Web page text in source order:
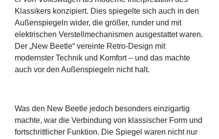
Klassikers konzipiert. Dies spiegelte sich auch in den
Außenspiegeln wider, die größer, runder und mit
elektrischen Verstellmechanismen ausgestattet waren.
Der „New Beetle“ vereinte Retro-Design mit
modernster Technik und Komfort – und das machte
auch vor den Außenspiegeln nicht halt.
Was den New Beetle jedoch besonders einzigartig
machte, war die Verbindung von klassischer Form und
fortschrittlicher Funktion. Die Spiegel waren nicht nur